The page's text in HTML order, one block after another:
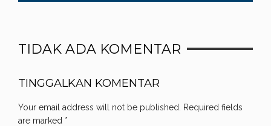
TIDAK ADA KOMENTAR
TINGGALKAN KOMENTAR
Your email address will not be published.
Required fields
are marked *